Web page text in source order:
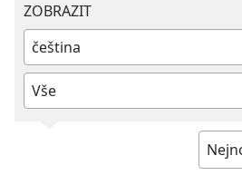
ZOBRAZIT
Napište
nebo
vyberte
Zadejte
nebo